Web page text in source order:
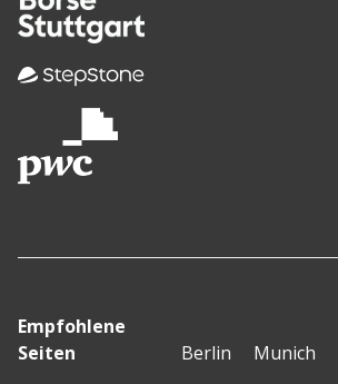
Empfohlene
Seiten
Berlin Munich